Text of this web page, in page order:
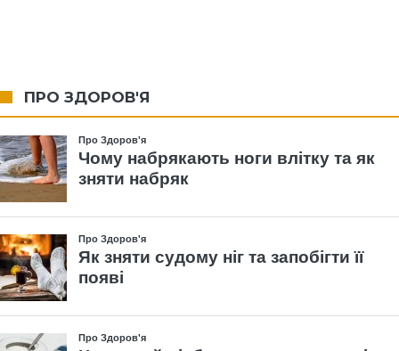
ПРО ЗДОРОВ'Я